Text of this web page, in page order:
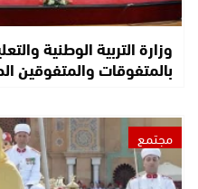
وزارة التربية الوطنية
بالمتفوقات والمتفوقين
مجتمع